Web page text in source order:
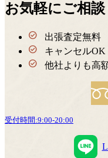
お気軽にご相談
出張査定無料
キャンセルOK
他社よりも高
受付時間:9:00-20:00